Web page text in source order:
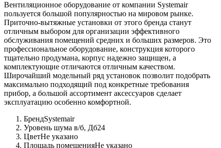
Вентиляционное оборудование от компании Systemair
пользуется большой популярностью на мировом рынке.
Приточно-вытяжные установки от этого бренда станут
отличным выбором для организации эффективного
обслуживания помещений средних и больших размеров. Это
профессиональное оборудование, конструкция которого
тщательно продумана, корпус надежно защищен, а
комплектующие отличаются отличным качеством.
Широчайший модельный ряд установок позволит подобрать
максимально подходящий под конкретные требования
прибор, а большой ассортимент аксессуаров сделает
эксплуатацию особенно комфортной.
БрендSystemair
Уровень шума в/б, Дб24
ЦветНе указано
Площадь помешенияНе указано